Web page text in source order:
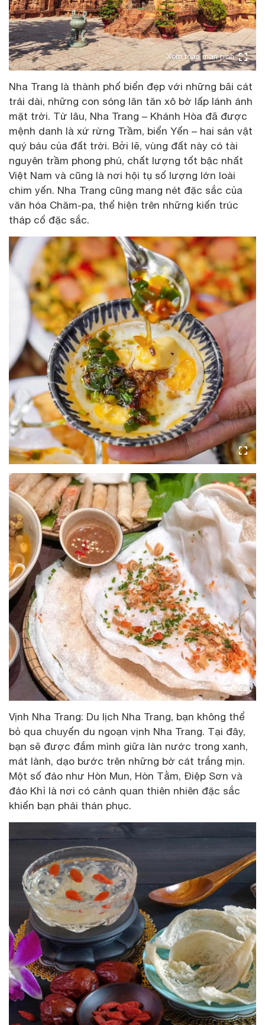
Xem toàn màn hình
Nha Trang là thành phố biển đẹp với những bãi cát
trải dài, những con sóng lăn tăn xô bờ lấp lánh ánh
mặt trời. Từ lâu, Nha Trang – Khánh Hòa đã được
mệnh danh là xứ rừng Trầm, biển Yến – hai sản vật
quý báu của đất trời. Bởi lẽ, vùng đất này có tài
nguyên trầm phong phú, chất lượng tốt bậc nhất
Việt Nam và cũng là nơi hội tụ số lượng lớn loài
chim yến. Nha Trang cũng mang nét đặc sắc của
văn hóa Chăm-pa, thể hiện trên những kiến trúc
tháp cổ đặc sắc.
Vịnh Nha Trang: Du lịch Nha Trang, bạn không thể
bỏ qua chuyến du ngoạn vịnh Nha Trang. Tại đây,
bạn sẽ được đắm mình giữa làn nước trong xanh,
mát lành, dạo bước trên những bờ cát trắng mịn.
Một số đảo như Hòn Mun, Hòn Tằm, Điệp Sơn và
đảo Khỉ là nơi có cảnh quan thiên nhiên đặc sắc
khiến bạn phải thán phục.